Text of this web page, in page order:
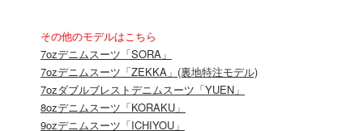
その他のモデルはこちら
7ozデニムスーツ「SORA」
7ozデニムスーツ「ZEKKA」(裏地特注モデル)
7ozダブルブレストデニムスーツ「YUEN」
8ozデニムスーツ「KORAKU」
9ozデニムスーツ「ICHIYOU」